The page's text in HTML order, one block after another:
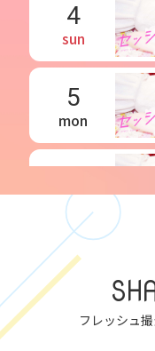
4
sun
5
mon
tue
7
wed
フレッシュ